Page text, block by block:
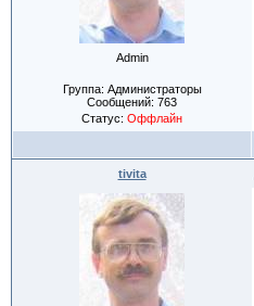
Admin
Группа: Администраторы
Сообщений: 763
Статус: Оффлайн
tivita